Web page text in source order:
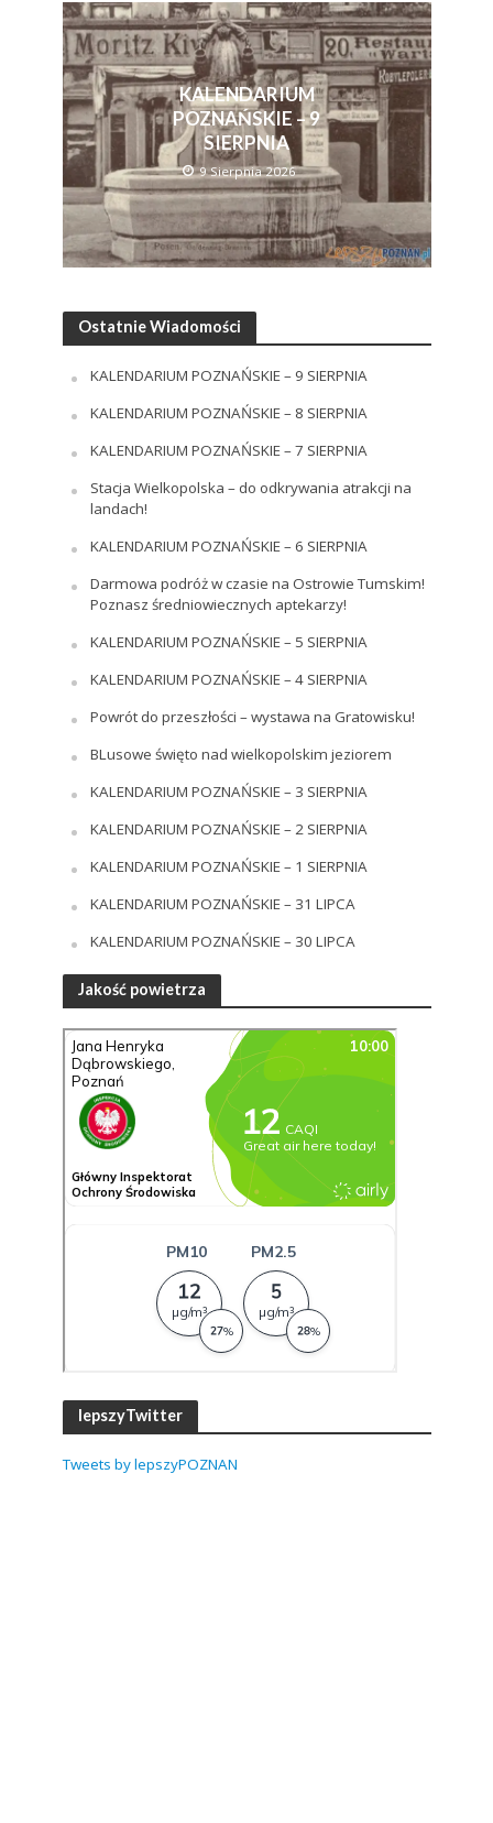
KALENDARIUM
POZNAŃSKIE – 9
SIERPNIA
9 Sierpnia 2026
Ostatnie Wiadomości
KALENDARIUM POZNAŃSKIE – 9 SIERPNIA
KALENDARIUM POZNAŃSKIE – 8 SIERPNIA
KALENDARIUM POZNAŃSKIE – 7 SIERPNIA
Stacja Wielkopolska – do odkrywania atrakcji na
landach!
KALENDARIUM POZNAŃSKIE – 6 SIERPNIA
Darmowa podróż w czasie na Ostrowie Tumskim!
Poznasz średniowiecznych aptekarzy!
KALENDARIUM POZNAŃSKIE – 5 SIERPNIA
KALENDARIUM POZNAŃSKIE – 4 SIERPNIA
Powrót do przeszłości – wystawa na Gratowisku!
BLusowe święto nad wielkopolskim jeziorem
KALENDARIUM POZNAŃSKIE – 3 SIERPNIA
KALENDARIUM POZNAŃSKIE – 2 SIERPNIA
KALENDARIUM POZNAŃSKIE – 1 SIERPNIA
KALENDARIUM POZNAŃSKIE – 31 LIPCA
KALENDARIUM POZNAŃSKIE – 30 LIPCA
Jakość powietrza
lepszyTwitter
Tweets by lepszyPOZNAN